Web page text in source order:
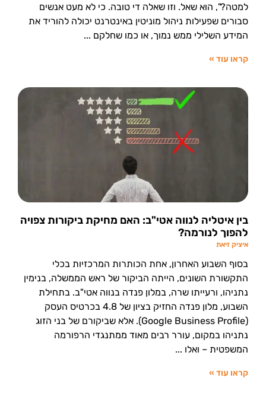
למטה?", הוא שאל. וזו שאלה די טובה. כי לא מעט אנשים
סבורים שפעילות ניהול מוניטין באינטרנט יכולה להוריד את
המידע השלילי ממש נמוך, או כמו שחלקם
קראו עוד »
בין איטליה לנווה אטי"ב: האם מחיקת ביקורות צפויה
להפוך לנורמה?
איציק זיאת
בסוף השבוע האחרון, אחת הכותרות המרכזיות בכלי
התקשורת השונים, הייתה הביקור של ראש הממשלה, בנימין
נתניהו, ורעייתו שרה, במלון פנדה בנווה אטי"ב. בתחילת
השבוע, מלון פנדה החזיק בציון של 4.8 בכרטיס העסק
(Google Business Profile). אלא שביקורם של בני הזוג
נתניהו במקום, עורר רבים מאוד ממתנגדי הרפורמה
המשפטית – ואלו
קראו עוד »